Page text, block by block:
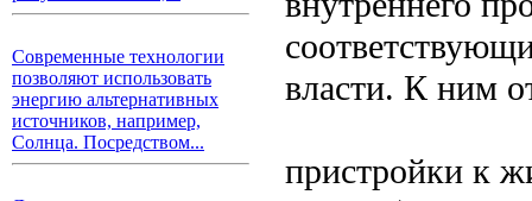
Современные технологии
позволяют использовать
энергию альтернативных
источников, например,
Солнца. Посредством...
власти. К ним
пристройки к